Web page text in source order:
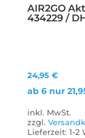
AIR2GO
434229 /
24,95€
ab 6 nur
inkl. MwSt.
zzgl.
Lieferzeit:1-2